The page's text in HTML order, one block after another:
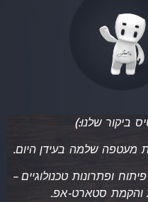
ביקור שלנו:)
מעטפה שלמה בעידן היום.
ופתרונות טכנולוגיים –
והקמת סטארט-אפ.